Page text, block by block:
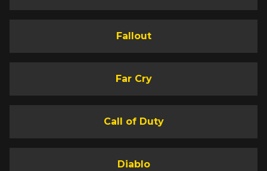
Fallout
Far Cry
Call of Duty
Diablo